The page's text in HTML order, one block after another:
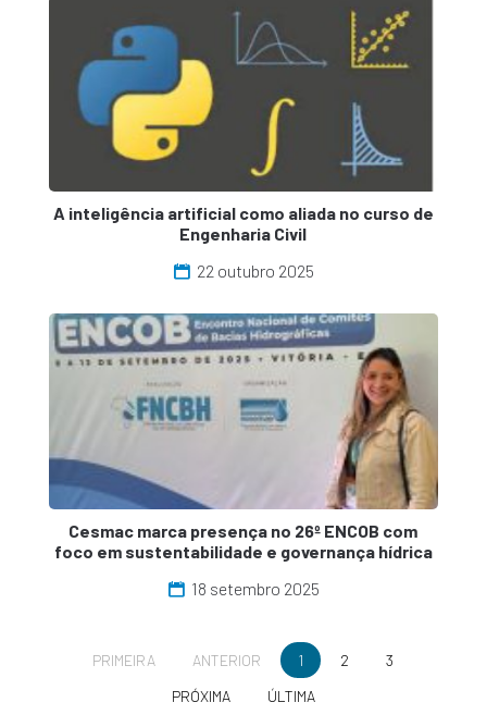
A inteligência artificial como aliada no curso de
Engenharia Civil
22 outubro 2025
Cesmac marca presença no 26º ENCOB com
foco em sustentabilidade e governança hídrica
18 setembro 2025
PRIMEIRA ANTERIOR 1 2
3
PRÓXIMA
ÚLTIMA